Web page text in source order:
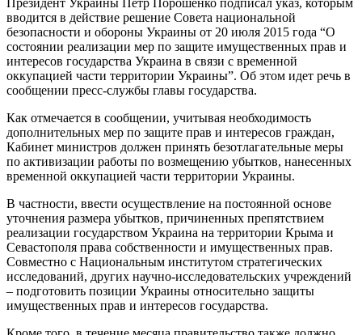
Президент Украины Петр Порошенко подписал указ, которым
вводится в действие решение Совета национальной
безопасности и обороны Украины от 20 июля 2015 года “О
состоянии реализации мер по защите имущественных прав и
интересов государства Украина в связи с временной
оккупацией части территории Украины”. Об этом идет речь в
сообщении пресс-службы главы государства.
Как отмечается в сообщении, учитывая необходимость
дополнительных мер по защите прав и интересов граждан,
Кабинет министров должен принять безотлагательные меры
по активизации работы по возмещению убытков, нанесенных
временной оккупацией части территории Украины.
В частности, ввести осуществление на постоянной основе
уточнения размера убытков, причиненных препятствием
реализации государством Украина на территории Крыма и
Севастополя права собственности и имущественных прав.
Совместно с Национальным институтом стратегических
исследований, других научно-исследовательских учреждений
– подготовить позиции Украины относительно защиты
имущественных прав и интересов государства.